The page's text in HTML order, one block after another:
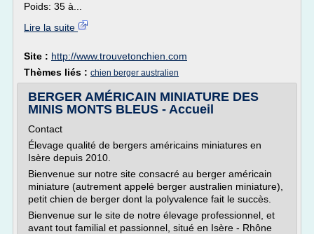
Poids: 35 à...
Lire la suite
Site : http://www.trouvetonchien.com
Thèmes liés : chien berger australien
BERGER AMÉRICAIN MINIATURE DES
MINIS MONTS BLEUS - Accueil
Contact
Élevage qualité de bergers américains miniatures en
Isère depuis 2010.
Bienvenue sur notre site consacré au berger américain
miniature (autrement appelé berger australien miniature),
petit chien de berger dont la polyvalence fait le succès.
Bienvenue sur le site de notre élevage professionnel, et
avant tout familial et passionnel, situé en Isère - Rhône